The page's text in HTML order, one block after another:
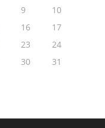
9
10
16
17
23
24
30
31